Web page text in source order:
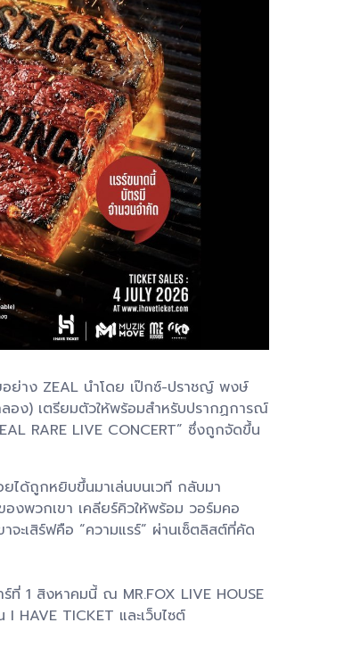
ย่าง ZEAL นำโดย เป๊กซ์-ปราชญ์ พงษ์
ง) เตรียมตัวให้พร้อมสำหรับปรากฏการณ์
RARE LIVE CONCERT” ซึ่งถูกจัดขึ้น
ได้ถูกหยิบขึ้นมาเล่นบนเวที กลับมา
งพวกเขา เคลียร์คิวให้พร้อม วอร์มคอ
จะเสิร์ฟคือ “ความแรร์” ผ่านเซ็ตลิสต์ที่คัด
ที่ 1 สิงหาคมนี้ ณ MR.FOX LIVE HOUSE
HAVE TICKET และเว็บไซต์